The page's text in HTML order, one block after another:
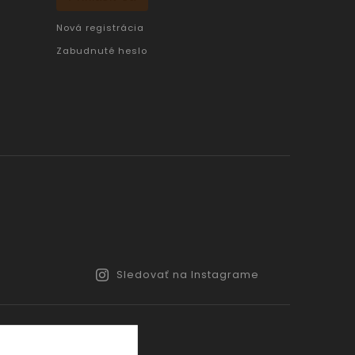
Nová registrácia
Zabudnuté heslo
Sledovať na Instagrame